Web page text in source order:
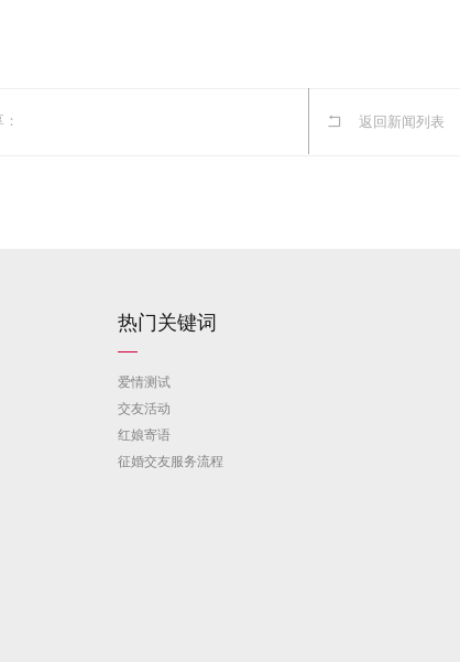
返回新闻列表
热门关键词
爱情测试
交友活动
红娘寄语
征婚交友服务流程